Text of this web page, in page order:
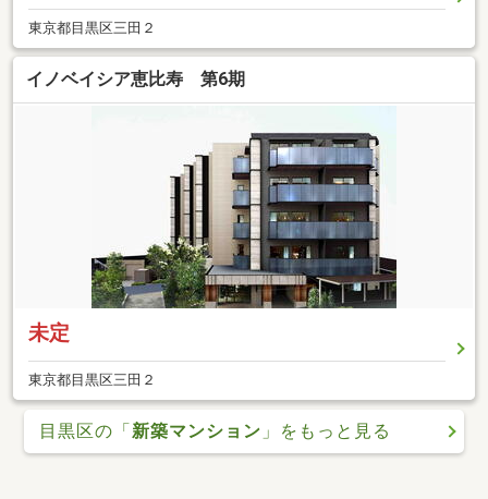
東京都目黒区三田２
イノベイシア恵比寿 第6期
未定
東京都目黒区三田２
目黒区の「新築マンション 」をもっと見る